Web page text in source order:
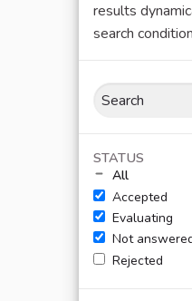
results
search
STATUS
All
Accepted
Evaluating
Not
Rejected